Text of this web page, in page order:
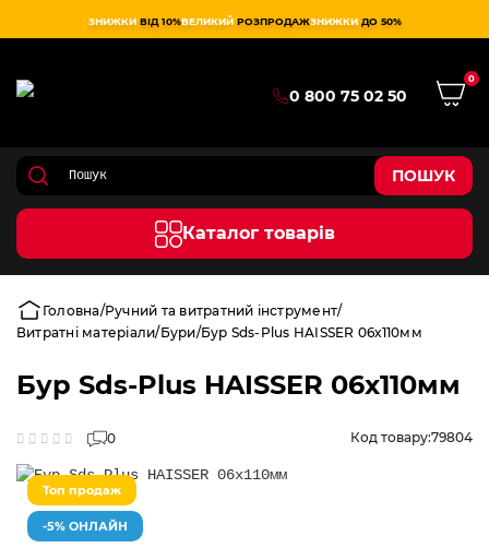
ЗНИЖКИ ВІД 10%ВЕЛИКИЙ РОЗПРОДАЖЗНИЖКИ ДО 50%
0 800 75 02 50
0
ПОШУК
Каталог товарів
Головна Ручний та витратний інструмент
Витратні матеріали Бури Бур Sds-Plus HAISSER 06х110мм
Бур Sds-Plus HAISSER 06х110мм
0 Код товару:79804
Топ продаж
-5% ОНЛАЙН